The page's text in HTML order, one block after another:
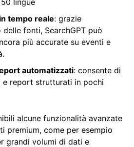
tempo reale: grazie
delle fonti, SearchGPT può
più accurate su eventi e
automatizzati: consente di
e report strutturati in pochi
alcune funzionalità avanzate
premium, come per esempio
grandi volumi di dati e